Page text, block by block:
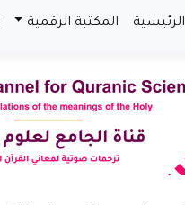
الرئيسية المكتبة الرقمية